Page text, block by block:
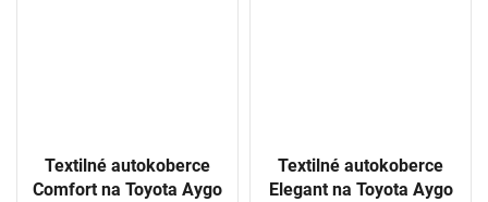
Textilné autokoberce
Comfort na Toyota Aygo
Textilné autokoberce
Elegant na Toyota Aygo